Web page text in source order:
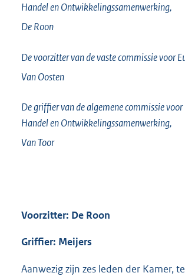
Handel en Ontwikkelingssamenwerking,
De Roon
De voorzitter van de vaste commissie voor
Van Oosten
De griffier van de algemene commissie
Handel en Ontwikkelingssamenwerking,
Van Toor
Voorzitter: De Roon
Griffier: Meijers
Aanwezig zijn zes leden der Kamer,